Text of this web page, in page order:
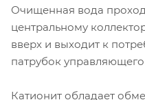
Очищенная вода
центральному
вверх и выходит к
патрубок
Катионит обладает